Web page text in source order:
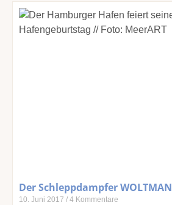
Der Schleppdampfer WOLTMAN
10. Juni 2017 4 Kommentare